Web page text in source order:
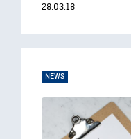
28.03.18
NEWS